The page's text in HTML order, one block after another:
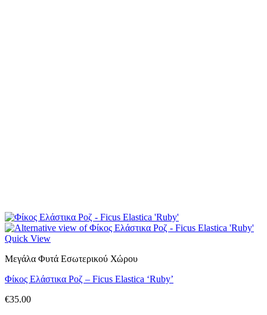
Quick View
Μεγάλα Φυτά Εσωτερικού Χώρου
Φίκος Ελάστικα Ροζ – Ficus Elastica ‘Ruby’
€35.00